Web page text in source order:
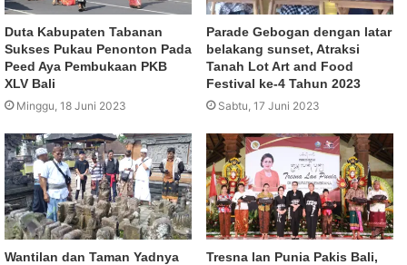
Duta Kabupaten Tabanan
Sukses Pukau Penonton Pada
Peed Aya Pembukaan PKB
XLV Bali
Minggu, 18 Juni 2023
Parade Gebogan dengan latar
belakang sunset, Atraksi
Tanah Lot Art and Food
Festival ke-4 Tahun 2023
Sabtu, 17 Juni 2023
Wantilan dan Taman Yadnya
Tresna lan Punia Pakis Bali,